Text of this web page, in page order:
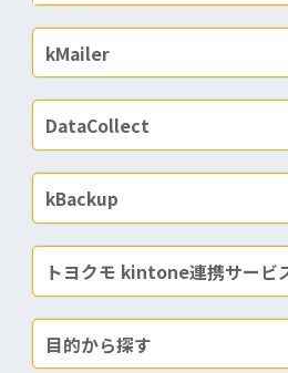
kMailer
DataCollect
kBackup
トヨクモ kintone連携サービ
目的から探す